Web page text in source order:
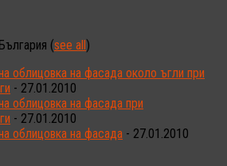
(see all)
облицовка на фасада около ъгли при
- 27.01.2010
облицовка на фасада при
- 27.01.2010
облицовка на фасада - 27.01.2010